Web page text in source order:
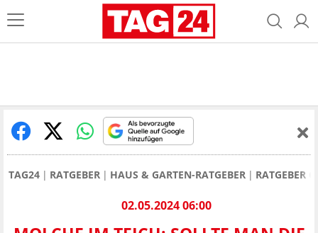
TAG24 RATGEBER HAUS & GARTEN-RATGEBER RATGEBER
02.05.2024 06:00